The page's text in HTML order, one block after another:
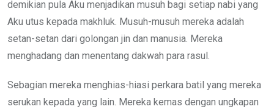
demikian pula Aku menjadikan musuh bagi setiap nabi yang
Aku utus kepada makhluk. Musuh-musuh mereka adalah
setan-setan dari golongan jin dan manusia. Mereka
menghadang dan menentang dakwah para rasul.
Sebagian mereka menghias-hiasi perkara batil yang mereka
serukan kepada yang lain. Mereka kemas dengan ungkapan